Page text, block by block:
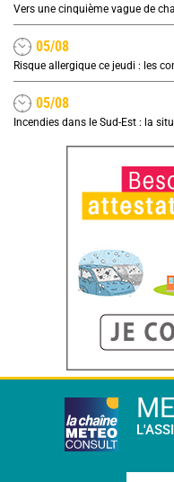
05/08
05/08
Incendies dans le Sud-Est : la